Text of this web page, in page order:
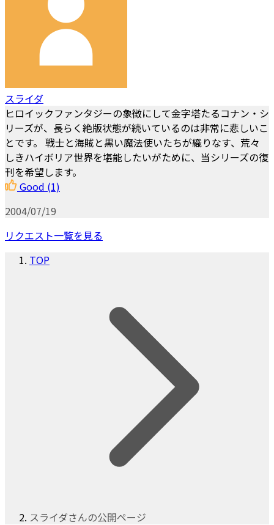
スライダ
ヒロイックファンタジーの象徴にして金字塔たるコナン・シ
リーズが、長らく絶版状態が続いているのは非常に悲しいこ
とです。 戦士と海賊と黒い魔法使いたちが織りなす、荒々
しきハイボリア世界を堪能したいがために、当シリーズの復
刊を希望します。
Good (1)
2004/07/19
リクエスト一覧を見る
TOP
スライダさんの公開ページ